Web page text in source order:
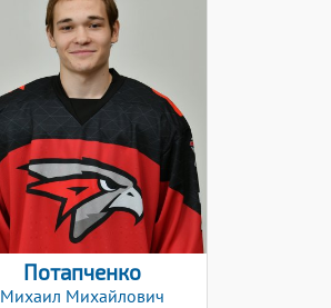
Вес:
79
Хват клюшки:
Левый
Разряд:
3
Дата заявки:
06.09.2024
Потапченко
Михаил Михайлович